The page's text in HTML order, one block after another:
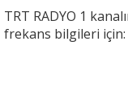
TRT RADYO 1
frekans bilgileri için: